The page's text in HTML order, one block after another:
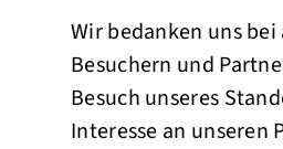
Wir bedanken uns
Besuchern und
Besuch unseres
Interesse an unseren